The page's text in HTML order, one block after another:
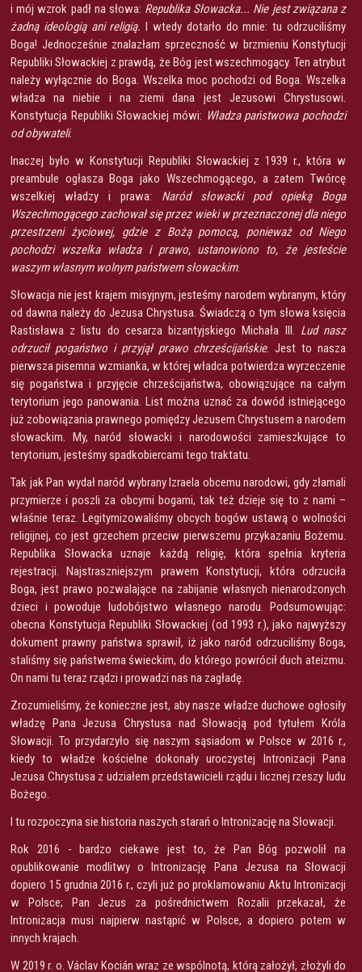
i mój wzrok padł na słowa: Republika Słowacka... Nie jest związana z
żadną ideologią ani religią. I wtedy dotarło do mnie: tu odrzuciliśmy
Boga! Jednocześnie znalazłam sprzeczność w brzmieniu Konstytucji
Republiki Słowackiej z prawdą, że Bóg jest wszechmogący. Ten atrybut
należy wyłącznie do Boga. Wszelka moc pochodzi od Boga. Wszelka
władza na niebie i na ziemi dana jest Jezusowi Chrystusowi.
Konstytucja Republiki Słowackiej mówi: Władza państwowa pochodzi
od obywateli.
Inaczej było w Konstytucji Republiki Słowackiej z 1939 r., która w
preambule ogłasza Boga jako Wszechmogącego, a zatem Twórcę
wszelkiej władzy i prawa: Naród słowacki pod opieką Boga
Wszechmogącego zachował się przez wieki w przeznaczonej dla niego
przestrzeni życiowej, gdzie z Bożą pomocą, ponieważ od Niego
pochodzi wszelka władza i prawo, ustanowiono to, że jesteście
waszym własnym wolnym państwem słowackim.
Słowacja nie jest krajem misyjnym, jesteśmy narodem wybranym, który
od dawna należy do Jezusa Chrystusa. Świadczą o tym słowa księcia
Rastisława z listu do cesarza bizantyjskiego Michała III. Lud nasz
odrzucił pogaństwo i przyjął prawo chrześcijańskie. Jest to nasza
pierwsza pisemna wzmianka, w której władca potwierdza wyrzeczenie
się pogaństwa i przyjęcie chrześcijaństwa, obowiązujące na całym
terytorium jego panowania. List można uznać za dowód istniejącego
już zobowiązania prawnego pomiędzy Jezusem Chrystusem a narodem
słowackim. My, naród słowacki i narodowości zamieszkujące to
terytorium, jesteśmy spadkobiercami tego traktatu.
Tak jak Pan wydał naród wybrany Izraela obcemu narodowi, gdy złamali
przymierze i poszli za obcymi bogami, tak też dzieje się to z nami –
właśnie teraz. Legitymizowaliśmy obcych bogów ustawą o wolności
religijnej, co jest grzechem przeciw pierwszemu przykazaniu Bożemu.
Republika Słowacka uznaje każdą religię, która spełnia kryteria
rejestracji. Najstraszniejszym prawem Konstytucji, która odrzuciła
Boga, jest prawo pozwalające na zabijanie własnych nienarodzonych
dzieci i powoduje ludobójstwo własnego narodu. Podsumowując:
obecna Konstytucja Republiki Słowackiej (od 1993 r.), jako najwyższy
dokument prawny państwa sprawił, iż jako naród odrzuciliśmy Boga,
staliśmy się państwema świeckim, do którego powrócił duch ateizmu.
On nami tu teraz rządzi i prowadzi nas na zagładę.
Zrozumieliśmy, że konieczne jest, aby nasze władze duchowe ogłosiły
władzę Pana Jezusa Chrystusa nad Słowacją pod tytułem Króla
Słowacji. To przydarzyło się naszym sąsiadom w Polsce w 2016 r.,
kiedy to władze kościelne dokonały uroczystej Intronizacji Pana
Jezusa Chrystusa z udziałem przedstawicieli rządu i licznej rzeszy ludu
Bożego.
I tu rozpoczyna sie historia naszych starań o Intronizację na Słowacji.
Rok 2016 - bardzo ciekawe jest to, że Pan Bóg pozwolił na
opublikowanie modlitwy o Intronizację Pana Jezusa na Słowacji
dopiero 15 grudnia 2016 r., czyli już po proklamowaniu Aktu Intronizacji
w Polsce; Pan Jezus za pośrednictwem Rozalii przekazał, że
Intronizacja musi najpierw nastąpić w Polsce, a dopiero potem w
innych krajach.
W 2019 r. o. Václav Kocián wraz ze wspólnotą, którą założył, złożyli do